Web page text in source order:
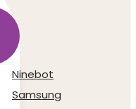
Ninebot
Samsung